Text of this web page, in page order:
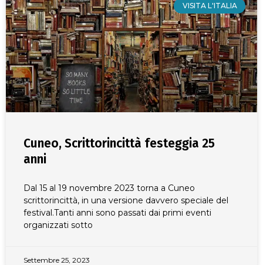
VISITA L'ITALIA
Cuneo, Scrittorincittà festeggia 25
anni
Dal 15 al 19 novembre 2023 torna a Cuneo
scrittorincittà, in una versione davvero speciale del
festival.Tanti anni sono passati dai primi eventi
organizzati sotto
Settembre 25, 2023